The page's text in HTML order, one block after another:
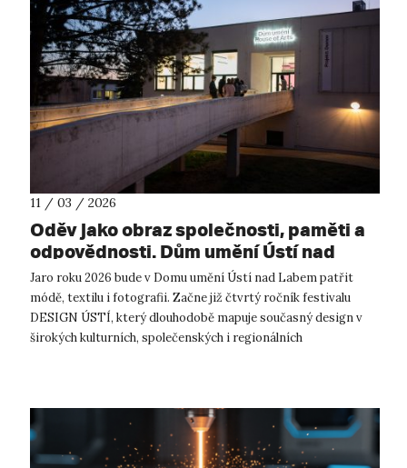
11 / 03 / 2026
Oděv jako obraz společnosti, paměti a
odpovědnosti. Dům umění Ústí nad
Labem zahajuje 4. ročník festivalu
Design Ústí.
Jaro roku 2026 bude v Domu umění Ústí nad Labem patřit
módě, textilu i fotografii. Začne již čtvrtý ročník festivalu
DESIGN ÚSTÍ, který dlouhodobě mapuje současný design v
širokých kulturních, společenských i regionálních